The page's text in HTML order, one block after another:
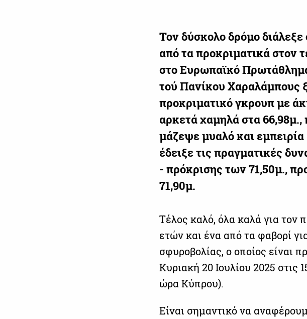
Τον δύσκολο δρόμο
από τα προκριματικά στον
στο Ευρωπαϊκό
τού Πανίκου Χαραλάμπους
προκριματικό γκρουπ με
αρκετά χαμηλά στα 66,98μ.,
μάζεψε μυαλό και
έδειξε τις πραγματικές
- πρόκρισης των 71,50μ.,
71,90μ.
Τέλος καλό, όλα καλά για
ετών και ένα από τα φαβορί
σφυροβολίας, ο οποίος είναι
Κυριακή 20 Ιουλίου 2025 στις
ώρα Κύπρου).
Είναι σημαντικό να